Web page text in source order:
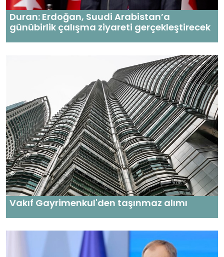
Duran: Erdoğan, Suudi Arabistan’a
günübirlik çalışma ziyareti gerçekleştirecek
Vakıf Gayrimenkul'den taşınmaz alımı